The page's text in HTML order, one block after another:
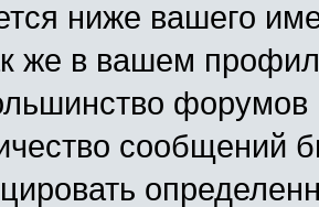
ниже вашего
же в вашем
форумов
сообщений